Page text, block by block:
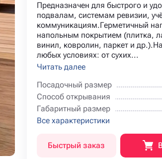
Предназначен для быстрого и
подвалам, системам ревизии,
коммуникациям.Герметичный
напольным покрытием (плитка,
винил, ковролин, паркет и
любых условиях: от сухих...
Читать далее
Посадочный размер
Способ открывания
Габаритный размер
Все характеристики
Быстрый заказ